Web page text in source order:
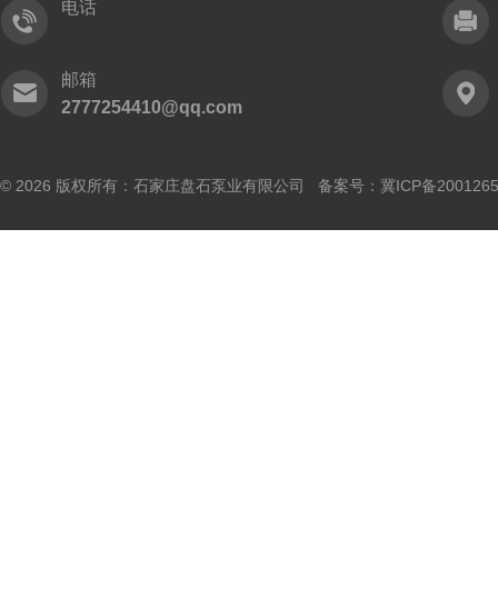
电话
邮箱
2777254410@qq.com
© 2026 版权所有：石家庄盘石泵业有限公司 备案号： 冀ICP备